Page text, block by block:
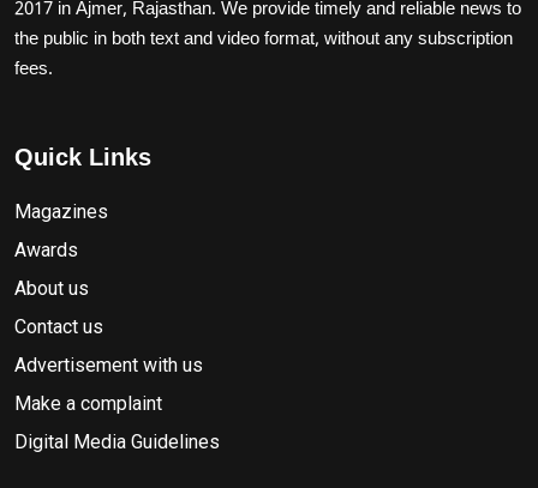
2017 in Ajmer, Rajasthan. We provide timely and reliable news to
the public in both text and video format, without any subscription
fees.
Quick Links
Magazines
Awards
About us
Contact us
Advertisement with us
Make a complaint
Digital Media Guidelines